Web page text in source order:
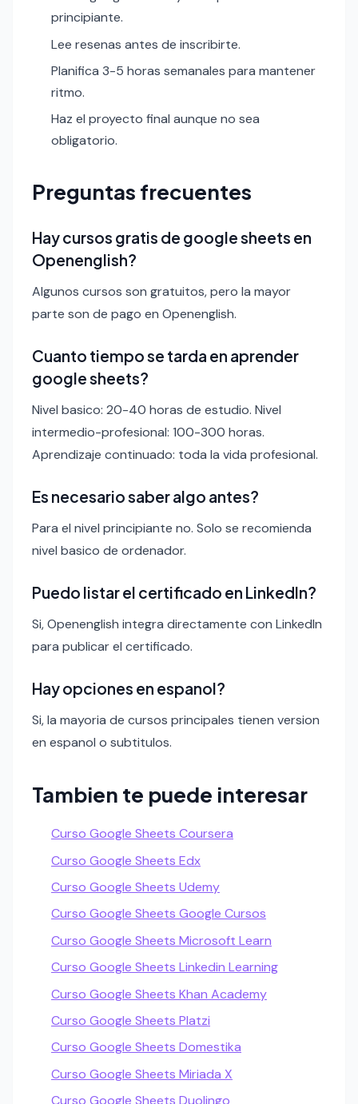
principiante.
Lee resenas antes de inscribirte.
Planifica 3-5 horas semanales para mantener
ritmo.
Haz el proyecto final aunque no sea
obligatorio.
Preguntas frecuentes
Hay cursos gratis de google sheets en
Openenglish?
Algunos cursos son gratuitos, pero la mayor
parte son de pago en Openenglish.
Cuanto tiempo se tarda en aprender
google sheets?
Nivel basico: 20-40 horas de estudio. Nivel
intermedio-profesional: 100-300 horas.
Aprendizaje continuado: toda la vida profesional.
Es necesario saber algo antes?
Para el nivel principiante no. Solo se recomienda
nivel basico de ordenador.
Puedo listar el certificado en LinkedIn?
Si, Openenglish integra directamente con LinkedIn
para publicar el certificado.
Hay opciones en espanol?
Si, la mayoria de cursos principales tienen version
en espanol o subtitulos.
Tambien te puede interesar
Curso Google Sheets Coursera
Curso Google Sheets Edx
Curso Google Sheets Udemy
Curso Google Sheets Google Cursos
Curso Google Sheets Microsoft Learn
Curso Google Sheets Linkedin Learning
Curso Google Sheets Khan Academy
Curso Google Sheets Platzi
Curso Google Sheets Domestika
Curso Google Sheets Miriada X
Curso Google Sheets Duolingo